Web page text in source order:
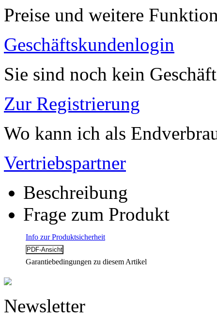
Preise und weitere
Geschäftskundenlogin
Sie sind noch kein
Zur Registrierung
Wo kann ich als
Vertriebspartner
Beschreibung
Frage zum Produkt
Info zur Produktsicherheit
Garantiebedingungen zu diesem Artikel
Newsletter